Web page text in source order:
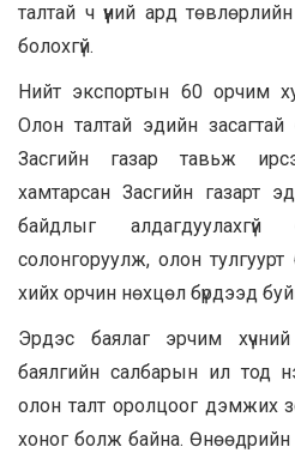
талтай ч үүний ард
болохгүй.
Нийт экспортын 60 орчим
Олон талтай эдийн засагтай
Засгийн газар тавьж
хамтарсан Засгийн газарт
байдлыг
солонгоруулж, олон
хийх орчин нөхцөл бүрдээд
Эрдэс баялаг эрчим
баялгийн салбарын ил тод
олон талт оролцоог дэмжих
хоног болж байна.